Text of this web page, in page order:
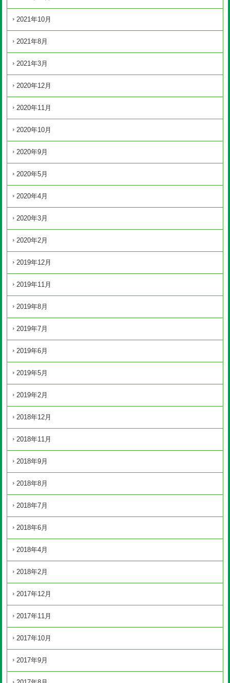
2021年10月
2021年8月
2021年3月
2020年12月
2020年11月
2020年10月
2020年9月
2020年5月
2020年4月
2020年3月
2020年2月
2019年12月
2019年11月
2019年8月
2019年7月
2019年6月
2019年5月
2019年2月
2018年12月
2018年11月
2018年9月
2018年8月
2018年7月
2018年6月
2018年4月
2018年2月
2017年12月
2017年11月
2017年10月
2017年9月